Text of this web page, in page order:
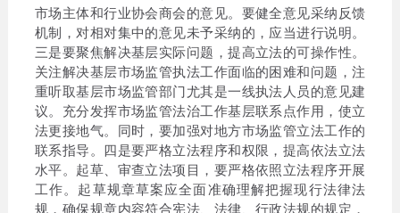
市场主体和行业协会商会的意见。要健全意见采纳反馈
机制，对相对集中的意见未予采纳的，应当进行说明。
三是要聚焦解决基层实际问题，提高立法的可操作性。
关注解决基层市场监管执法工作面临的困难和问题，注
重听取基层市场监管部门尤其是一线执法人员的意见建
议。充分发挥市场监管法治工作基层联系点作用，使立
法更接地气。同时，要加强对地方市场监管立法工作的
联系指导。四是要严格立法程序和权限，提高依法立法
水平。起草、审查立法项目，要严格依照立法程序开展
工作。起草规章草案应全面准确理解把握现行法律法
规，确保规章内容符合宪法、法律、行政法规的规定，